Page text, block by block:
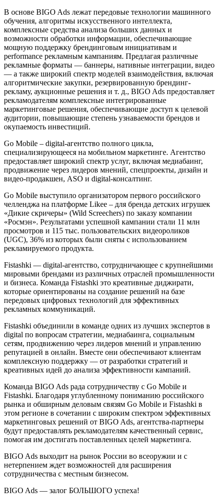
В основе BIGO Ads лежат передовые технологии машинного
обучения, алгоритмы искусственного интеллекта,
комплексные средства анализа больших данных и
возможности обработки информации, обеспечивающие
мощную поддержку брендинговым инициативам и
performance рекламным кампаниям. Предлагая различные
рекламные форматы — баннеры, нативные интеграции, видео
— а также широкий спектр моделей взаимодействия, включая
алгоритмические закупки, резервированную брендинг-
рекламу, аукционные решения и т. д., BIGO Ads предоставляет
рекламодателям комплексные интегрированные
маркетинговые решения, обеспечивающие доступ к целевой
аудитории, повышающие степень узнаваемости брендов и
окупаемость инвестиций.
Go Mobile – digital-агентство полного цикла,
специализирующееся на мобильном маркетинге. Агентство
предоставляет широкий спектр услуг, включая медиабаинг,
продвижение через лидеров мнений, спецпроекты, дизайн и
видео-продакшен, ASO и digital-консалтинг.
Go Mobile выступило организатором первого российского
челленджа на платформе Likee – для бренда детских игрушек
«Дикие скричеры» (Wild Screechers) по заказу компании
«Росмэн». Результатами успешной кампании стали 11 млн
просмотров и 115 тыс. пользовательских видеороликов
(UGC), 36% из которых были сняты с использованием
рекламируемого продукта.
Fistashki — digital-агентство, сотрудничающее с крупнейшими
мировыми брендами из различных отраслей промышленности
и бизнеса. Команда Fistashki это креативные диджирати,
которые ориентированы на создание решений на базе
передовых цифровых технологий для эффективных
рекламных коммуникаций.
Fistashki объединили в команде одних из лучших экспертов в
digital по вопросам стратегии, медиабаинга, социальным
сетям, продвижению через лидеров мнений и управлению
репутацией в онлайн. Вместе они обеспечивают клиентам
комплексную поддержку — от разработки стратегий и
креативных идей до анализа эффективности кампаний.
Команда BIGO Ads рада сотрудничеству с Go Mobile и
Fistashki. Благодаря углубленному пониманию российского
рынка и обширным деловым связям Go Mobile и Fistashki в
этом регионе в сочетании с широким спектром эффективных
маркетинговых решений от BIGO Ads, агентства-партнеры
будут предоставлять рекламодателям качественный сервис,
помогая им достигать поставленных целей маркетинга.
BIGO Ads выходит на рынок России во всеоружии и с
нетерпением ждет возможностей для расширения
сотрудничества с местным бизнесом.
BIGO Ads — залог БОЛЬШОГО успеха!